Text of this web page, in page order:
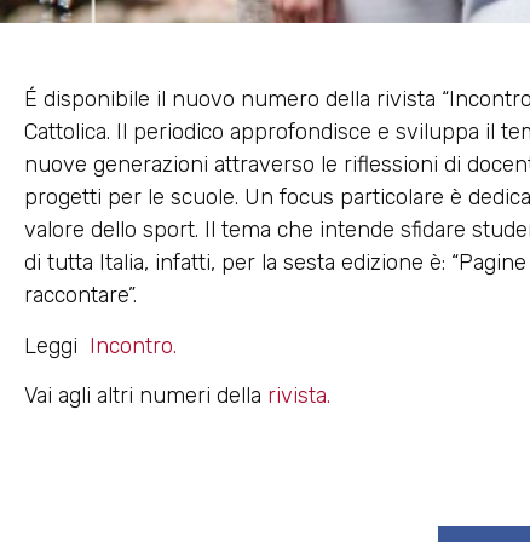
É disponibile il nuovo numero della rivista
Cattolica. Il periodico approfondisce e sviluppa il
nuove generazioni attraverso le riflessioni di
progetti per le scuole. Un focus particolare è
valore dello sport. Il tema che intende sfidare
di tutta Italia, infatti, per la sesta edizione è:
raccontare”.
Leggi Incontro.
Vai agli altri numeri della rivista.